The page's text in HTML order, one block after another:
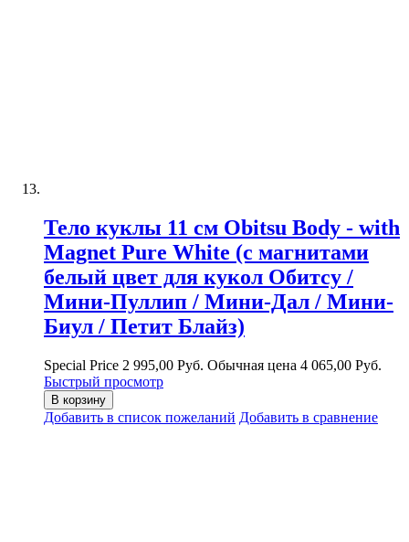
Тело куклы 11 см Obitsu Body - with
Magnet Pure White (с магнитами
белый цвет для кукол Обитсу /
Мини-Пуллип / Мини-Дал / Мини-
Биул / Петит Блайз)
Special Price 2 995,00 Руб. Обычная цена 4 065,00 Руб.
Быстрый просмотр
В корзину
Добавить в список пожеланий Добавить в сравнение